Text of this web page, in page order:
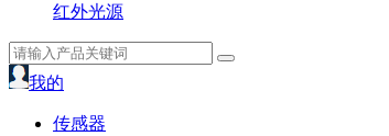
红外光源
我的
传感器